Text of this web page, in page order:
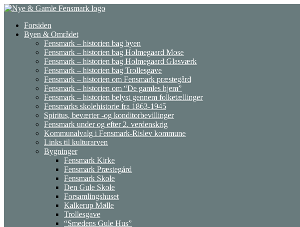
Gå
indholdForsiden
Byen & Området
Fensmark – historien bag byen
Fensmark – historien bag Holmegaard Mose
Fensmark – historien bag Holmegaard Glasværk
Fensmark – historien bag Trollesgave
Fensmark – historien om Fensmark præstegård
Fensmark – historien om “De gamles hjem”
Fensmark – historien belyst gennem folketællinger
Fensmarks skolehistorie fra 1863-1945
Spiritus, beværter -og konditorbevillinger
Fensmark under og efter 2. verdenskrig
Kommunalvalg i Fensmark-Rislev kommune
Links til kulturarven
Bygninger
Fensmark Kirke
Fensmark Præstegård
Fensmark Skole
Den Gule Skole
Forsamlingshuset
Kalkerup Mølle
Trollesgave
“Smedens Gule Hus”